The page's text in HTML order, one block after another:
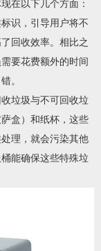
在以下几个方面：
识，引导用户将不
回收效率。相比之
要花费额外的时间
。
垃圾与不可回收垃
盒）和纸杯，这些
理，就会污染其他
能确保这些特殊垃